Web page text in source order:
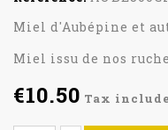
Miel d'Aubépine et
Miel issu de nos
€10.50 Tax